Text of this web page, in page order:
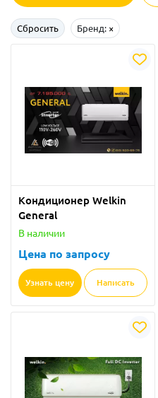
Сбросить Бренд: ×
Кондиционер Welkin
General
В наличии
Цена по запросу
Узнать цену Написать